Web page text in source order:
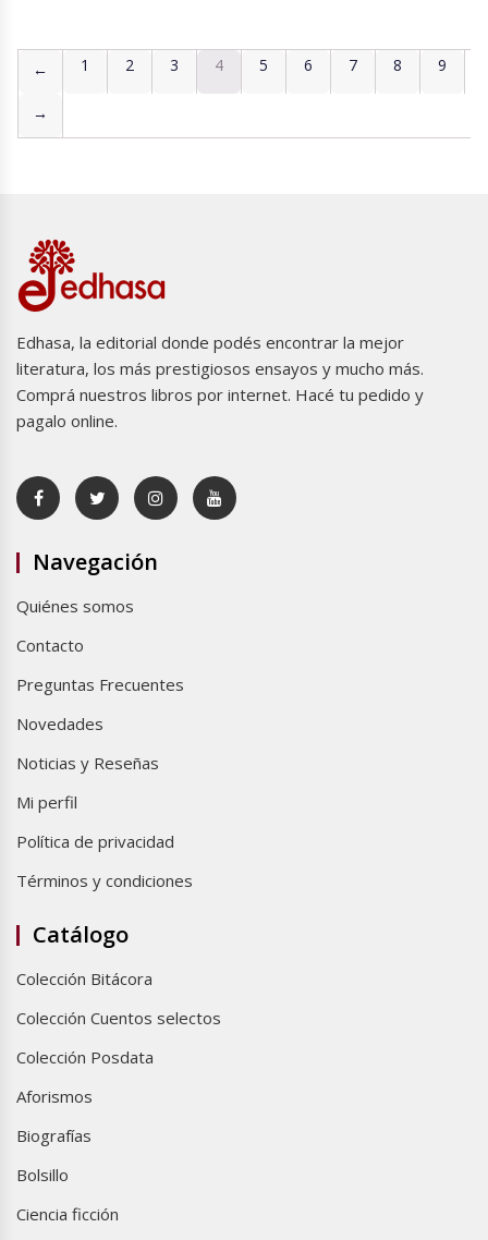
← 1 2 3 4 5 6 7 8 9
→
Edhasa, la editorial donde podés encontrar la mejor
literatura, los más prestigiosos ensayos y mucho más.
Comprá nuestros libros por internet. Hacé tu pedido y
pagalo online.
Navegación
Quiénes somos
Contacto
Preguntas Frecuentes
Novedades
Noticias y Reseñas
Mi perfil
Política de privacidad
Términos y condiciones
Catálogo
Colección Bitácora
Colección Cuentos selectos
Colección Posdata
Aforismos
Biografías
Bolsillo
Ciencia ficción